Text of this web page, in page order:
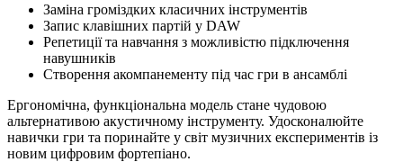
Заміна громіздких класичних інструментів
Запис клавішних партій у DAW
Репетиції та навчання з можливістю підключення
навушників
Створення акомпанементу під час гри в ансамблі
Ергономічна, функціональна модель стане чудовою
альтернативою акустичному інструменту. Удосконалюйте
навички гри та поринайте у світ музичних експериментів із
новим цифровим фортепіано.